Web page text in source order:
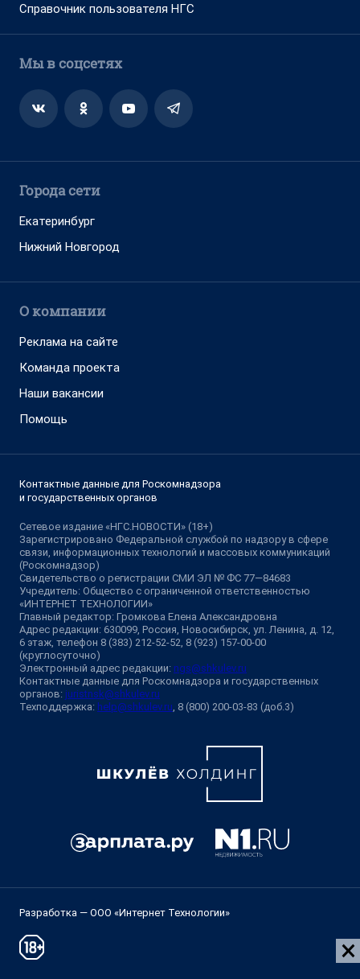
Справочник пользователя НГС
Мы в соцсетях
Города сети
Екатеринбург
Нижний Новгород
О компании
Реклама на сайте
Команда проекта
Наши вакансии
Помощь
Контактные данные для Роскомнадзора
и государственных органов
Сетевое издание «НГС.НОВОСТИ» (18+)
Зарегистрировано Федеральной службой по надзору в сфере
связи, информационных технологий и массовых коммуникаций
(Роскомнадзор)
Свидетельство о регистрации СМИ ЭЛ № ФС 77—84683
Учредитель: Общество с ограниченной ответственностью
«ИНТЕРНЕТ ТЕХНОЛОГИИ»
Главный редактор: Громкова Елена Александровна
Адрес редакции: 630099, Россия, Новосибирск, ул. Ленина, д. 12,
6 этаж, телефон 8 (383) 212-52-52, 8 (923) 157-00-00
(круглосуточно)
Электронный адрес редакции: ngs@shkulev.ru
Контактные данные для Роскомнадзора и государственных
органов: juristnsk@shkulev.ru
Техподдержка: help@shkulev.ru , 8 (800) 200-03-83 (доб.3)
Разработка — ООО «Интернет Технологии»